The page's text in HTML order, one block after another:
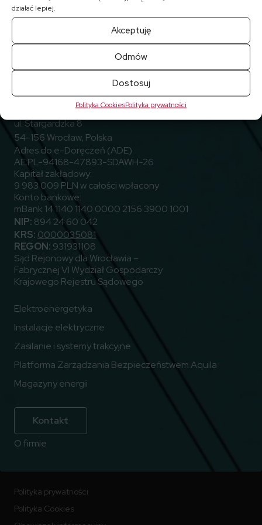
działać lepiej.
Akceptuję
Odmów
Dostosuj
Polityka CookiesPolityka prywatności
Przejdź do Facebook
Przejdź do Linkedin
ELEKTROTIM S.A.
ul. Stargardzka 8
54-156 Wrocław, Polska
Adres do e-Doręczeń (ADE)
AE:PL-94168-47893-SDAWH-26
Kapitał zakładowy:
9 983 009 PLN w całości wpłacony
Konto bankowe:
mBank 14 1140 1140 0000 2156 3900 1001
NIP: 894 24 60 042
KRS: 0000035081
REGON: 931931108
Sąd Rejonowy dla Wrocławia –
Fabrycznej VI Wydział Gospodarczy
Krajowego Rejestru Sądowego
Elektroenergetyka
Instalacje elektryczne
Zasilanie i systemy trakcyjne
Platforma Zarządzania Bezpieczeństwem Aquila
Magazyny energii
Kontakt
O firmie
Polityka prywatności
Polityka Cookies